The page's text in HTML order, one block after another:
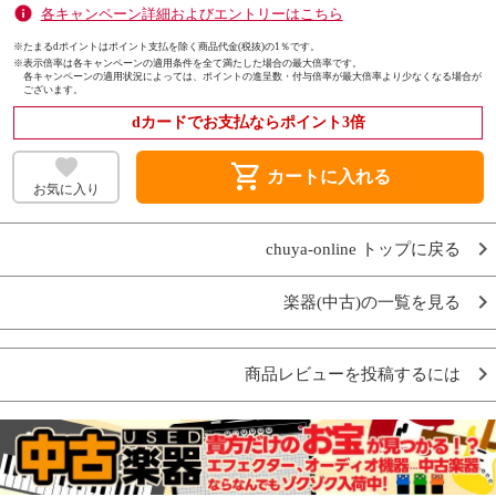
各キャンペーン詳細およびエントリーはこちら
※たまるdポイントはポイント支払を除く商品代金(税抜)の1％です。
※表示倍率は各キャンペーンの適用条件を全て満たした場合の最大倍率です。
各キャンペーンの適用状況によっては、ポイントの進呈数・付与倍率が最大倍率より少なくなる場合が
ございます。
dカードでお支払ならポイント3倍
お気に入り shopping_cart カートに入れる
chuya-online トップに戻る
楽器(中古)の一覧を見る
商品レビューを投稿するには